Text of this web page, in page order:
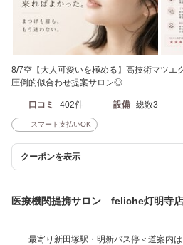
8/7空【大人可愛いを極める】高技術マツ
圧倒的似合わせ提案サロン◎
口コミ 402件 設備 総数3
スマート支払いOK
クーポンを表示
医療機関提携サロン feliche灯明寺店
最寄り新田塚駅・明新バス停＜道案内